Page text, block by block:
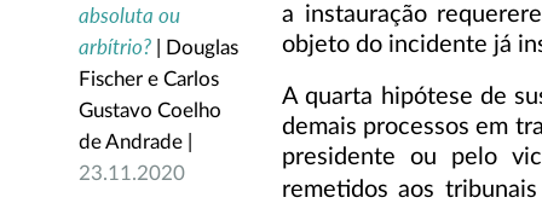
absoluta ou
arbítrio? | Douglas
Fischer e Carlos
Gustavo Coelho
de Andrade |
23.11.2020
a instauração
objeto do incidente já
A quarta hipótese de
demais processos em
presidente ou pelo
remetidos aos